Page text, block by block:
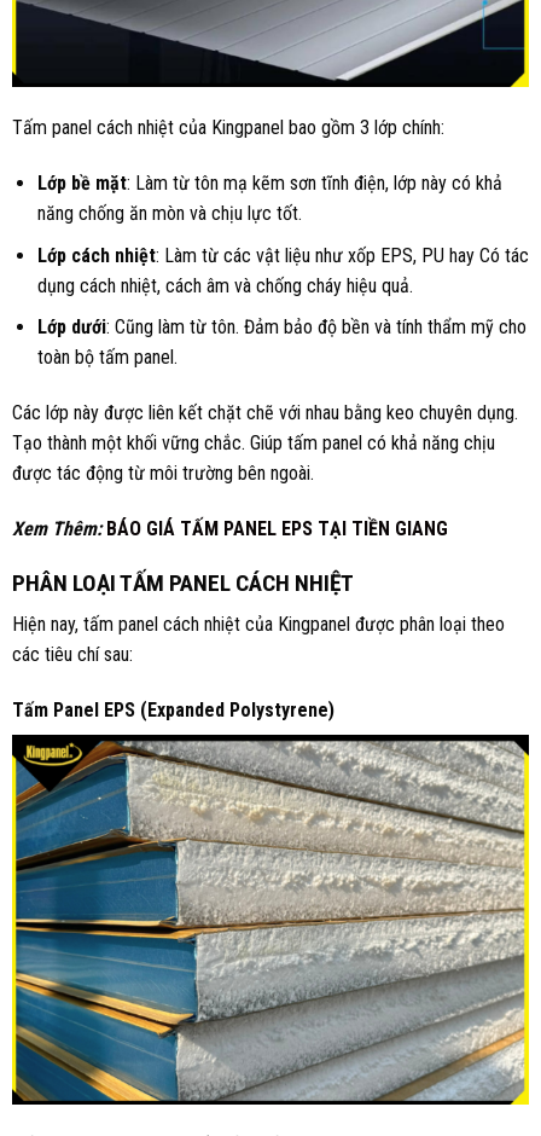
Tấm panel cách nhiệt của Kingpanel bao gồm 3 lớp chính:
Lớp bề mặt: Làm từ tôn mạ kẽm sơn tĩnh điện, lớp này có khả
năng chống ăn mòn và chịu lực tốt.
Lớp cách nhiệt: Làm từ các vật liệu như xốp EPS, PU hay Có tác
dụng cách nhiệt, cách âm và chống cháy hiệu quả.
Lớp dưới: Cũng làm từ tôn. Đảm bảo độ bền và tính thẩm mỹ cho
toàn bộ tấm panel.
Các lớp này được liên kết chặt chẽ với nhau bằng keo chuyên dụng.
Tạo thành một khối vững chắc. Giúp tấm panel có khả năng chịu
được tác động từ môi trường bên ngoài.
Xem Thêm:BÁO GIÁ TẤM PANEL EPS TẠI TIỀN GIANG
PHÂN LOẠI TẤM PANEL CÁCH NHIỆT
Hiện nay, tấm panel cách nhiệt của Kingpanel được phân loại theo
các tiêu chí sau:
Tấm Panel EPS (Expanded Polystyrene)